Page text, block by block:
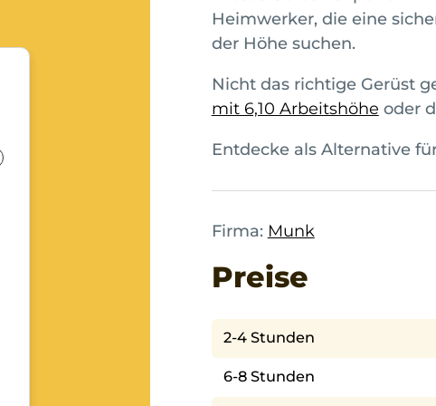
Heimwerker, die eine
der Höhe suchen.
Nicht das richtige Gerüst
mit 6,10 Arbeitshöhe oder
Entdecke als Alternative
Firma: Munk
Preise
2-4 Stunden
6-8 Stunden